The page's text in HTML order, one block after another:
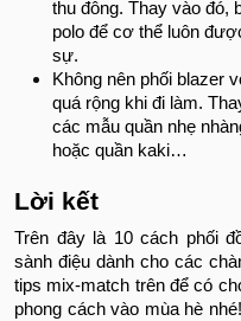
thu đông. Thay vào đó,
polo để cơ thể luôn
sự.
Không nên phối blazer
quá rộng khi đi làm.
các mẫu quần nhẹ
hoặc quần kaki…
Lời kết
Trên đây là 10 cách phối
sành điệu dành cho các
tips mix-match trên để có
phong cách vào mùa hè